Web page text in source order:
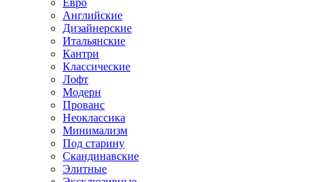
Евро
Английские
Дизайнерские
Итальянские
Кантри
Классические
Лофт
Модерн
Прованс
Неоклассика
Минимализм
Под старину
Скандинавские
Элитные